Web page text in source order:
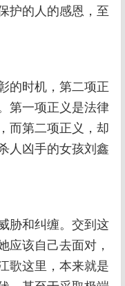
护的人的感恩，至
的时机，第二项正
第一项正义是法律
而第二项正义，却
人凶手的女孩刘鑫
胁和纠缠。交到这
应该自己去面对，
歌这里，本来就是